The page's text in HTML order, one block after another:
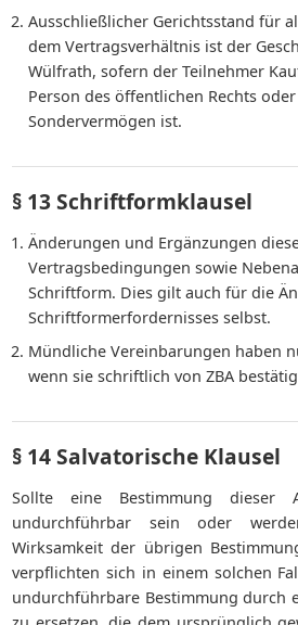
Ausschließlicher Gerichtsstand für
dem Vertragsverhältnis ist der
Wülfrath, sofern der Teilnehmer
Person des öffentlichen Rechts
Sondervermögen ist.
§ 13 Schriftformklausel
Änderungen und Ergänzungen
Vertragsbedingungen sowie
Schriftform. Dies gilt auch für die
Schriftformerfordernisses selbst.
Mündliche Vereinbarungen haben
wenn sie schriftlich von ZBA
§ 14 Salvatorische Klausel
Sollte eine Bestimmung dieser
undurchführbar sein oder
Wirksamkeit der übrigen
verpflichten sich in einem solchen
undurchführbare Bestimmung durch